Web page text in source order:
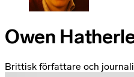
Owen
Brittisk författare och